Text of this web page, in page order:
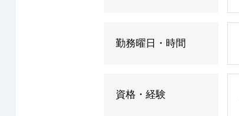
勤務曜日・時間
資格・経験